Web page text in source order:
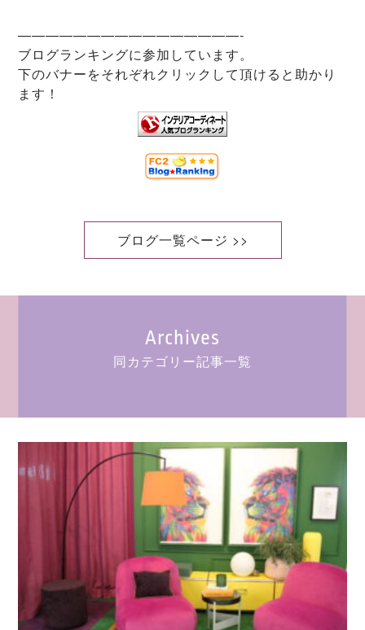
————————————————-
ブログランキングに参加しています。
下のバナーをそれぞれクリックして頂けると助かり
ます！
ブログ一覧ページ >>
Archives
同カテゴリー記事一覧